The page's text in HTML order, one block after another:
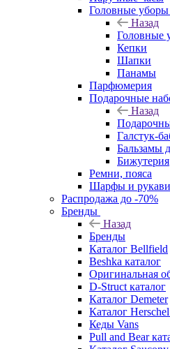
Головные уборы
Назад
Головные
Кепки
Шапки
Панамы
Парфюмерия
Подарочные
Назад
Галстук-
Бальзамы
Бижутерия
Ремни, пояса
Шарфы и
Распродажа до -70%
Бренды
Назад
Бренды
Каталог Bellfield
Beshka каталог
Оригинальная
D-Struct каталог
Каталог Demeter
Каталог
Кеды Vans
Pull and Bear